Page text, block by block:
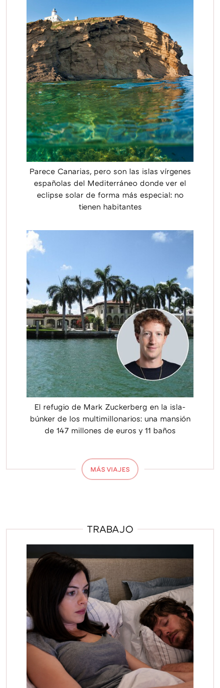
Parece Canarias, pero son las islas vírgenes
españolas del Mediterráneo donde ver el
eclipse solar de forma más especial: no
tienen habitantes
El refugio de Mark Zuckerberg en la isla-
búnker de los multimillonarios: una mansión
de 147 millones de euros y 11 baños
MÁS VIAJES
TRABAJO